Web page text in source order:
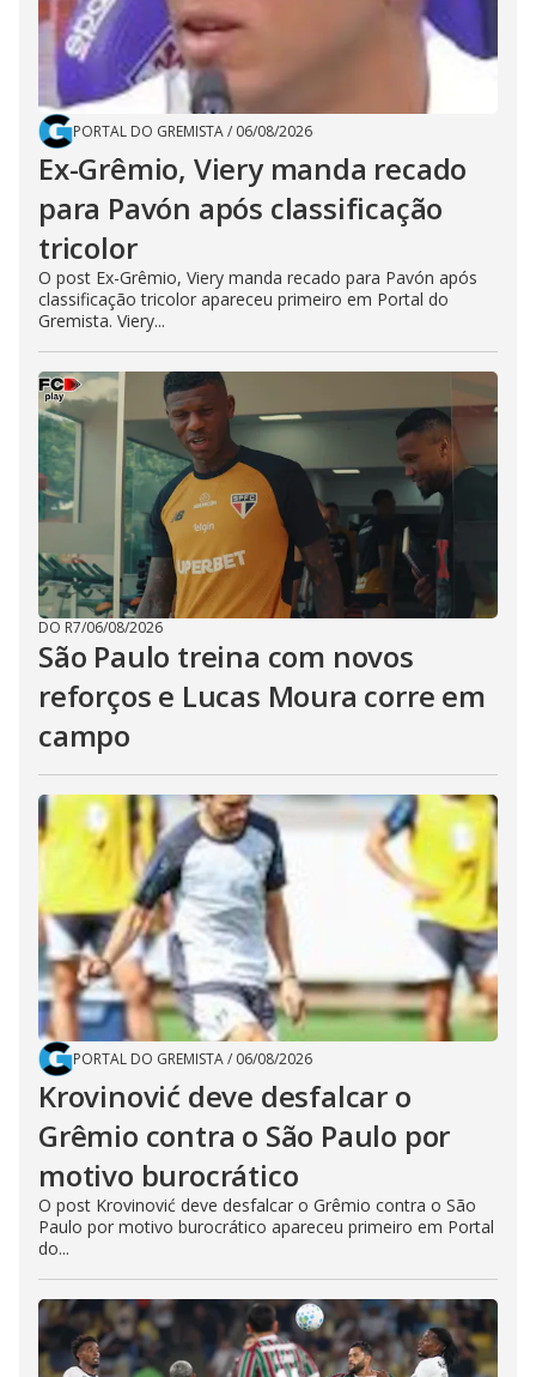
PORTAL DO GREMISTA/ 06/08/2026
Ex-Grêmio, Viery manda recado
para Pavón após classificação
tricolor
O post Ex-Grêmio, Viery manda recado para Pavón após
classificação tricolor apareceu primeiro em Portal do
Gremista. Viery...
DO R7/06/08/2026
São Paulo treina com novos
reforços e Lucas Moura corre em
campo
PORTAL DO GREMISTA/ 06/08/2026
Krovinović deve desfalcar o
Grêmio contra o São Paulo por
motivo burocrático
O post Krovinović deve desfalcar o Grêmio contra o São
Paulo por motivo burocrático apareceu primeiro em Portal
do...